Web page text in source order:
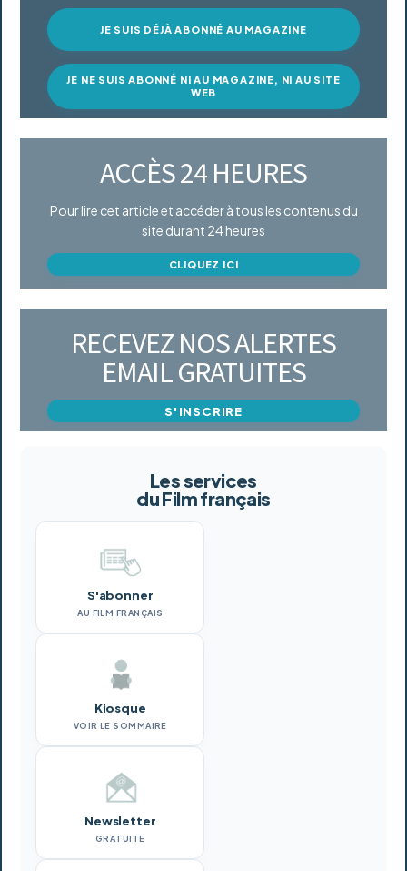
JE SUIS DÉJÀ ABONNÉ AU MAGAZINE
JE NE SUIS ABONNÉ NI AU MAGAZINE, NI AU SITE
WEB
ACCÈS 24 HEURES
Pour lire cet article et accéder à tous les contenus du
site durant 24 heures
CLIQUEZ ICI
RECEVEZ NOS ALERTES
EMAIL GRATUITES
S'INSCRIRE
Les services
du Film français
S'abonner
AU FILM FRANÇAIS
Kiosque
VOIR LE SOMMAIRE
Newsletter
GRATUITE